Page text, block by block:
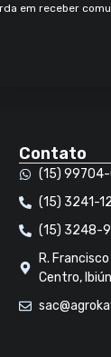
em receber
Contato
(15)
(15) 3241-
(15) 3248-
R.
Centro,